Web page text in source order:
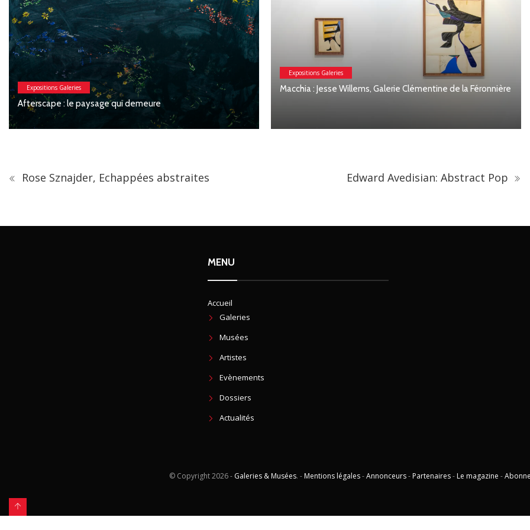
Expositions Galeries
Macchia : Jesse Willems, Galerie Clémentine de la Féronnière Expositions Galeries
Rose Sznajder, Echappées abstraites Edward Avedisian: Abstract Pop
MENU
Accueil
Galeries
Musées
Artistes
Evènements
Dossiers
Actualités
© Copyright2026 - Galeries & Musées. - Mentions légales-Annonceurs- Partenaires- Le magazine -